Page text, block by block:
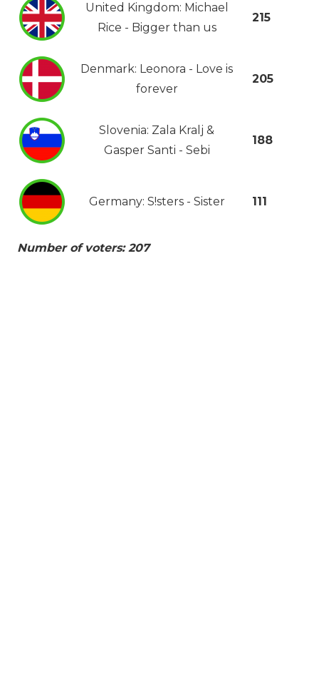
United Kingdom: Michael
Rice - Bigger than us
215
Denmark: Leonora - Love is
forever
205
Slovenia: Zala Kralj &
Gasper Santi - Sebi
188
Germany: S!sters - Sister 111
Number of voters: 207